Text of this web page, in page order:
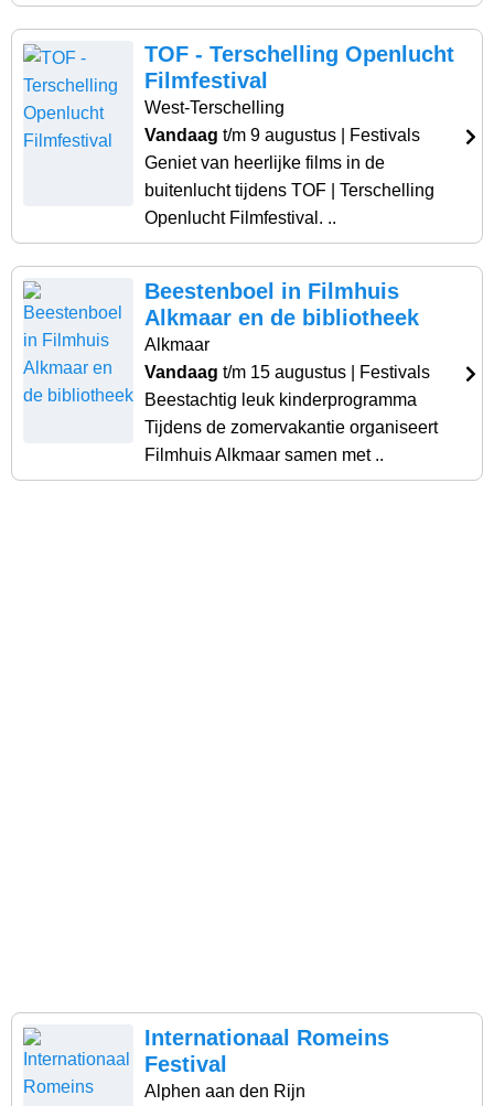
TOF - Terschelling Openlucht
Filmfestival
West-Terschelling
Vandaag t/m 9 augustus | Festivals
Geniet van heerlijke films in de
buitenlucht tijdens TOF | Terschelling
Openlucht Filmfestival. ..
Beestenboel in Filmhuis
Alkmaar en de bibliotheek
Alkmaar
Vandaag t/m 15 augustus | Festivals
Beestachtig leuk kinderprogramma
Tijdens de zomervakantie organiseert
Filmhuis Alkmaar samen met ..
Internationaal Romeins
Festival
Alphen aan den Rijn